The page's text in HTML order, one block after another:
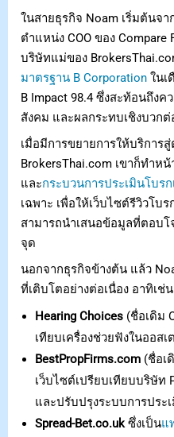
ในสายธุรกิจ Noam เริ่มต้นจ
ตำแหน่ง COO ของ Compare
บริษัทแม่ของ
มาตรฐาน B Corporation ใน
B Impact 98.4 ซึ่งสะท้อนถึง
สังคม และผลกระทบเชิงบวก
เมื่อมีการขยายการให้บริการ
BrokersThai.com เขาก็ทำห
และกระบวนการประเมินโบรก
เฉพาะ เพื่อให้เว็บไซต์รีวิวโบ
สามารถนำเสนอข้อมูลที่ตอบโ
จุด
นอกจากธุรกิจข้างต้น แล้ว
ที่เติบโตอย่างต่อเนื่อง อาทิเช่น
Hearing Choices (ชื่อเดิม
เทียบเครื่องช่วยฟังในออสเ
BestPropFirms.com (ชื่อเ
เว็บไซต์เปรียบเทียบบริษัท
และปรับปรุงระบบการประ
Spread-Bet.co.ukซึ่งเป็นแ